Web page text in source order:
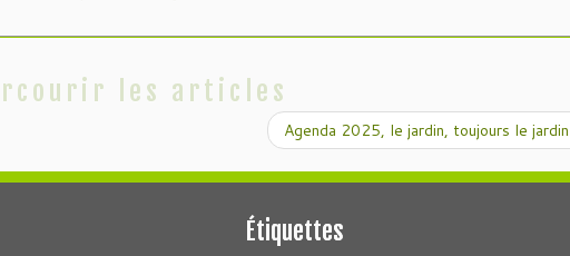
les articles
Agenda 2025, le jardin, toujours le jardin
Étiquettes